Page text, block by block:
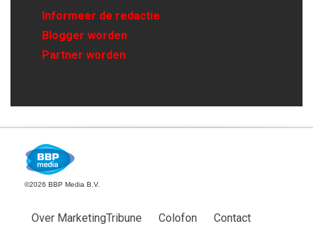
Informeer de redactie
Blogger worden
Partner worden
©2026 BBP Media B.V.
Over MarketingTribune Colofon
Contact